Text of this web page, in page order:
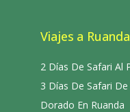
Viajes a Ruanda
2 Días De Safari Al
3 Días De Safari
Dorado En Ruanda